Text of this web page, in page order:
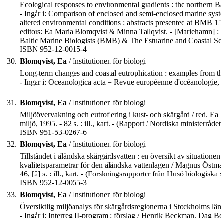
Ecological responses to environmental gradients : the northern
- Ingår i: Comparison of enclosed and semi-enclosed marine
altered environmental conditions : abstracts presented at BMB
editors: Ea Maria Blomqvist & Minna Tallqvist. - [Mariehamn]
Baltic Marine Biologists (BMB) & The Estuarine and Coastal
ISBN 952-12-0015-4
30. Blomqvist, Ea / Institutionen för biologi
Long-term changes and coastal eutrophication : examples
- Ingår i: Oceanologica acta = Revue européenne
31. Blomqvist, Ea / Institutionen för biologi
Miljöövervakning och eutrofiering i kust- och skärgård / red.
miljö, 1995. - 82 s. : ill., kart. - (Rapport / Nordiska
ISBN 951-53-0267-6
32. Blomqvist, Ea / Institutionen för biologi
Tillståndet i åländska skärgårdsvatten : en översikt av
kvalitetsparametrar för den åländska vattenlagen / Magnus
46, [2] s. : ill., kart. - (Forskningsrapporter från Husö biologiska
ISBN 952-12-0055-3
33. Blomqvist, Ea / Institutionen för biologi
Översiktlig miljöanalys för skärgårdsregionerna i Stockholms
- Ingår i: Interreg II-program : förslag / Henrik Beckman, Dag